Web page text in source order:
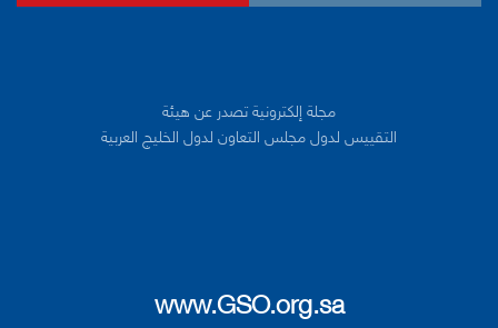
مجلة إلكترونية تصدر عن هيئة
التقييس لدول مجلس التعاون لدول الخليج العربية
www.GSO.org.sa